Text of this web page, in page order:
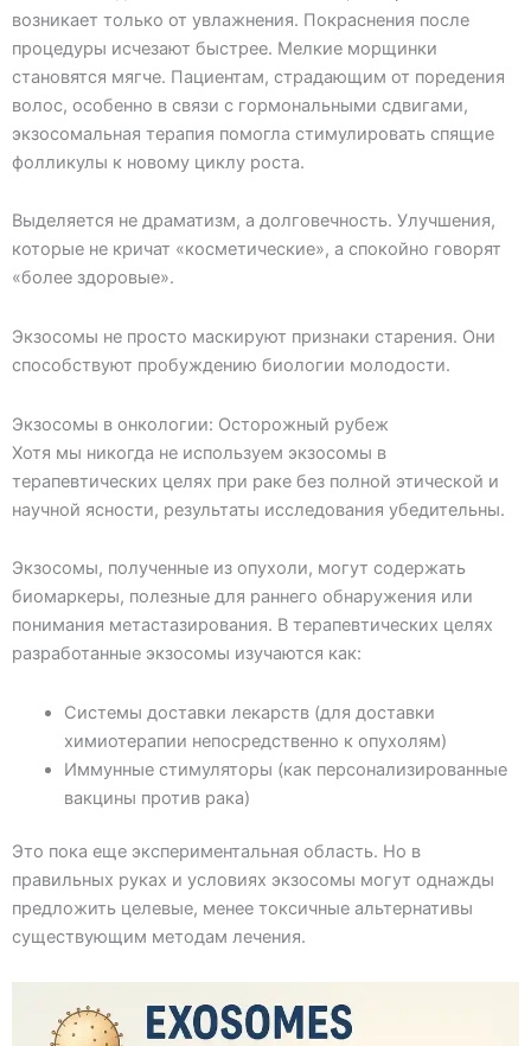
возникает только от увлажнения. Покраснения после
процедуры исчезают быстрее. Мелкие морщинки
становятся мягче. Пациентам, страдающим от поредения
волос, особенно в связи с гормональными сдвигами,
экзосомальная терапия помогла стимулировать спящие
фолликулы к новому циклу роста.
Выделяется не драматизм, а долговечность. Улучшения,
которые не кричат «косметические», а спокойно говорят
«более здоровые».
Экзосомы не просто маскируют признаки старения. Они
способствуют пробуждению биологии молодости.
Экзосомы в онкологии: Осторожный рубеж
Хотя мы никогда не используем экзосомы в
терапевтических целях при раке без полной этической и
научной ясности, результаты исследования убедительны.
Экзосомы, полученные из опухоли, могут содержать
биомаркеры, полезные для раннего обнаружения или
понимания метастазирования. В терапевтических целях
разработанные экзосомы изучаются как:
Системы доставки лекарств (для доставки
химиотерапии непосредственно к опухолям)
Иммунные стимуляторы (как персонализированные
вакцины против рака)
Это пока еще экспериментальная область. Но в
правильных руках и условиях экзосомы могут однажды
предложить целевые, менее токсичные альтернативы
существующим методам лечения.